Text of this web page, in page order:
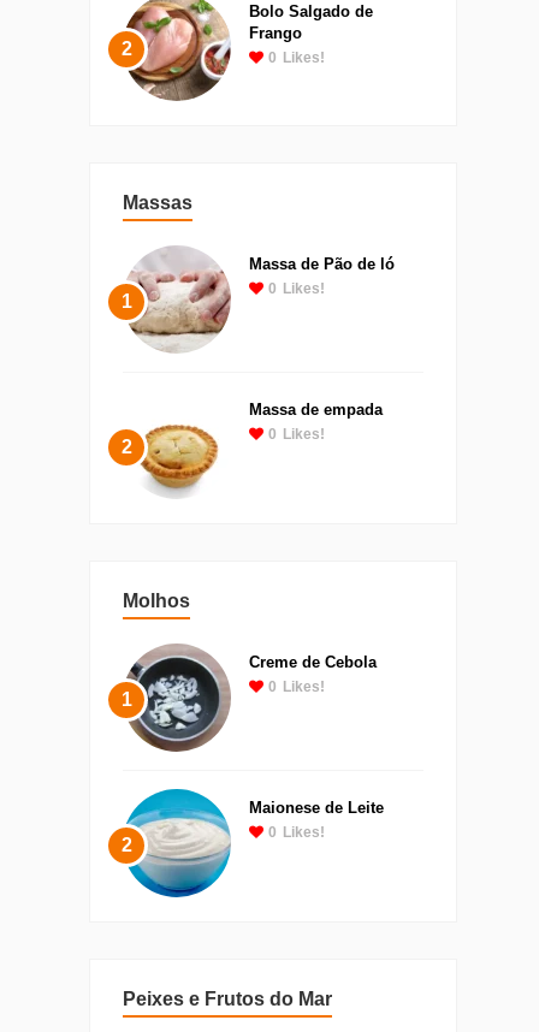
2
Bolo Salgado de
Frango
0 Likes!
Massas
1
Massa de Pão de ló
0 Likes!
2
Massa de empada
0 Likes!
Molhos
1
Creme de Cebola
0 Likes!
2
Maionese de Leite
0 Likes!
Peixes e Frutos do Mar